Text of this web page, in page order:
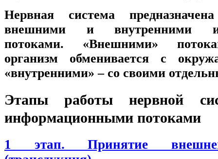
Нервная система
внешними и внутренними
потоками. «Внешними»
организм обменивается с
«внутренними» – со своими
Этапы работы нервной
информационными потоками
1 этап. Принятие